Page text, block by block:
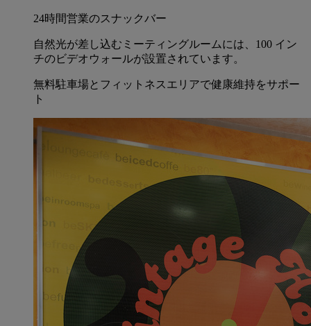
24時間営業のスナックバー
自然光が差し込むミーティングルームには、100 イン
チのビデオウォールが設置されています。
無料駐車場とフィットネスエリアで健康維持をサポー
ト